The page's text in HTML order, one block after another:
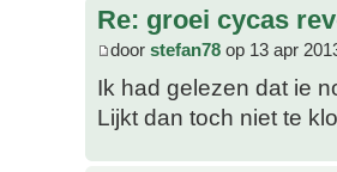
Re: groei cycas
door stefan78 op 13 apr
Ik had gelezen dat ie
Lijkt dan toch niet te